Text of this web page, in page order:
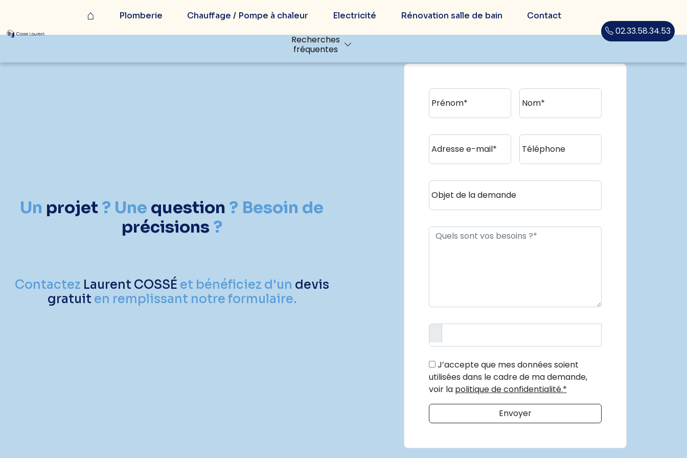
⌂ Plomberie Chauffage / Pompe à chaleur Electricité Rénovation salle de bain Contact
Recherches
fréquentes
02.33.58.34.53
Un projet ? Une question ? Besoin de
précisions ?
Contactez Laurent COSSÉ et bénéficiez d'un devis
gratuit en remplissant notre formulaire.
Prénom* Nom*
Adresse e-mail* Téléphone
Objet de la demande
J’accepte que mes données soient
utilisées dans le cadre de ma demande,
voir la politique de confidentialité.*
Envoyer